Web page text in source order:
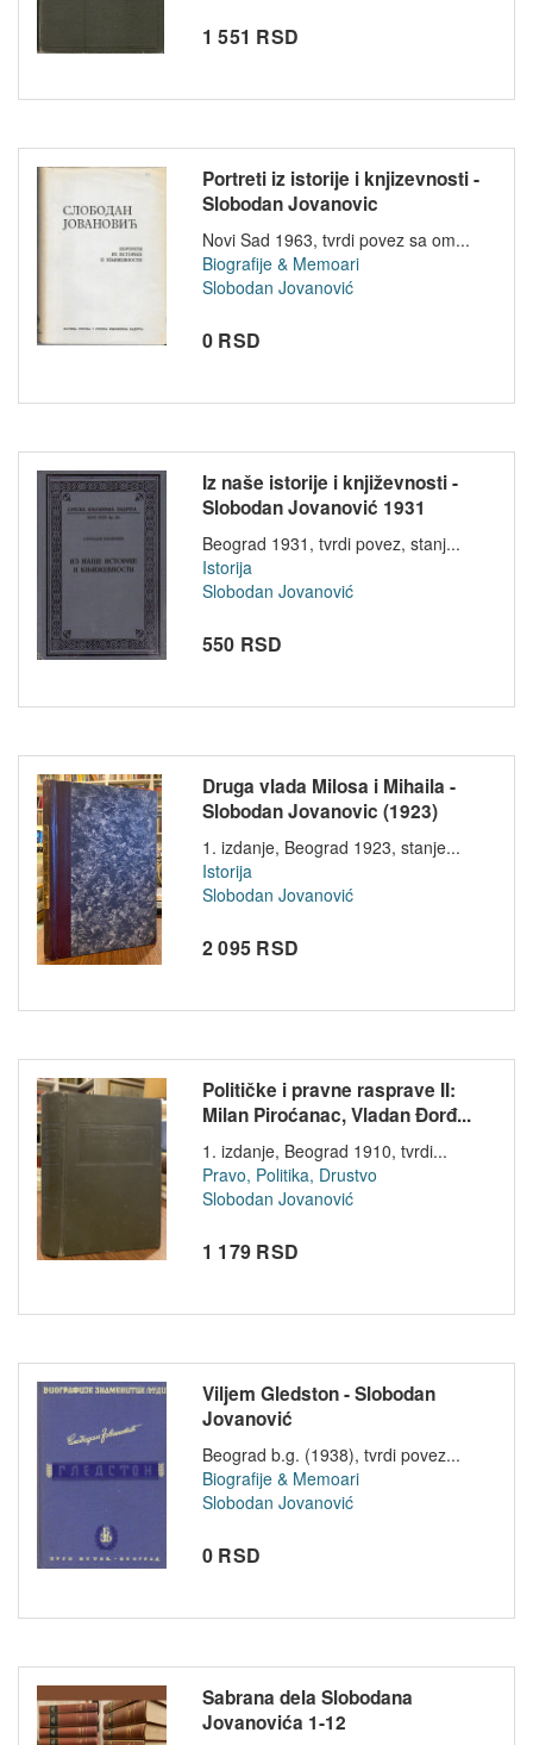
1 551 RSD
Portreti iz istorije i knjizevnosti -
Slobodan Jovanovic
Novi Sad 1963, tvrdi povez sa om...
Biografije & Memoari
Slobodan Jovanović
0 RSD
Iz naše istorije i književnosti -
Slobodan Jovanović 1931
Beograd 1931, tvrdi povez, stanj...
Istorija
Slobodan Jovanović
550 RSD
Druga vlada Milosa i Mihaila -
Slobodan Jovanovic (1923)
1. izdanje, Beograd 1923, stanje...
Istorija
Slobodan Jovanović
2 095 RSD
Političke i pravne rasprave II:
Milan Piroćanac, Vladan Đorđ...
1. izdanje, Beograd 1910, tvrdi...
Pravo, Politika, Drustvo
Slobodan Jovanović
1 179 RSD
Viljem Gledston - Slobodan
Jovanović
Beograd b.g. (1938), tvrdi povez...
Biografije & Memoari
Slobodan Jovanović
0 RSD
Sabrana dela Slobodana
Jovanovića 1-12